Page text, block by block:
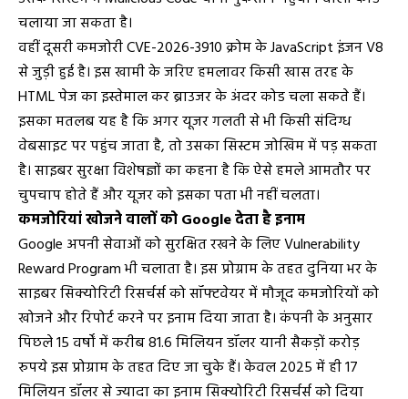
चलाया जा सकता है।
वहीं दूसरी कमजोरी CVE-2026-3910 क्रोम के JavaScript इंजन V8
से जुड़ी हुई है। इस खामी के जरिए हमलावर किसी खास तरह के
HTML पेज का इस्तेमाल कर ब्राउजर के अंदर कोड चला सकते हैं।
इसका मतलब यह है कि अगर यूजर गलती से भी किसी संदिग्ध
वेबसाइट पर पहुंच जाता है, तो उसका सिस्टम जोखिम में पड़ सकता
है। साइबर सुरक्षा विशेषज्ञों का कहना है कि ऐसे हमले आमतौर पर
चुपचाप होते हैं और यूजर को इसका पता भी नहीं चलता।
कमजोरियां खोजने वालों को Google देता है इनाम
Google अपनी सेवाओं को सुरक्षित रखने के लिए Vulnerability
Reward Program भी चलाता है। इस प्रोग्राम के तहत दुनिया भर के
साइबर सिक्योरिटी रिसर्चर्स को सॉफ्टवेयर में मौजूद कमजोरियों को
खोजने और रिपोर्ट करने पर इनाम दिया जाता है। कंपनी के अनुसार
पिछले 15 वर्षों में करीब 81.6 मिलियन डॉलर यानी सैकड़ों करोड़
रुपये इस प्रोग्राम के तहत दिए जा चुके हैं। केवल 2025 में ही 17
मिलियन डॉलर से ज्यादा का इनाम सिक्योरिटी रिसर्चर्स को दिया